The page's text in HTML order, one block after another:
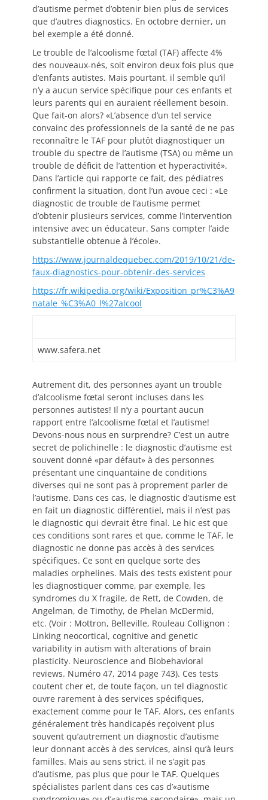
d’autisme permet d’obtenir bien plus de services
que d’autres diagnostics. En octobre dernier, un
bel exemple a été donné.
Le trouble de l’alcoolisme fœtal (TAF) affecte 4%
des nouveaux-nés, soit environ deux fois plus que
d’enfants autistes. Mais pourtant, il semble qu’il
n’y a aucun service spécifique pour ces enfants et
leurs parents qui en auraient réellement besoin.
Que fait-on alors? «L’absence d’un tel service
convainc des professionnels de la santé de ne pas
reconnaître le TAF pour plutôt diagnostiquer un
trouble du spectre de l’autisme (TSA) ou même un
trouble de déficit de l’attention et hyperactivité».
Dans l’article qui rapporte ce fait, des pédiatres
confirment la situation, dont l’un avoue ceci : «Le
diagnostic de trouble de l’autisme permet
d’obtenir plusieurs services, comme l’intervention
intensive avec un éducateur. Sans compter l’aide
substantielle obtenue à l’école».
https://www.journaldequebec.com/2019/10/21/de-
faux-diagnostics-pour-obtenir-des-services
https://fr.wikipedia.org/wiki/Exposition_pr%C3%A9
natale_%C3%A0_l%27alcool
www.safera.net
Autrement dit, des personnes ayant un trouble
d’alcoolisme fœtal seront incluses dans les
personnes autistes! Il n’y a pourtant aucun
rapport entre l’alcoolisme fœtal et l’autisme!
Devons-nous nous en surprendre? C’est un autre
secret de polichinelle : le diagnostic d’autisme est
souvent donné «par défaut» à des personnes
présentant une cinquantaine de conditions
diverses qui ne sont pas à proprement parler de
l’autisme. Dans ces cas, le diagnostic d’autisme est
en fait un diagnostic différentiel, mais il n’est pas
le diagnostic qui devrait être final. Le hic est que
ces conditions sont rares et que, comme le TAF, le
diagnostic ne donne pas accès à des services
spécifiques. Ce sont en quelque sorte des
maladies orphelines. Mais des tests existent pour
les diagnostiquer comme, par exemple, les
syndromes du X fragile, de Rett, de Cowden, de
Angelman, de Timothy, de Phelan McDermid,
etc. (Voir : Mottron, Belleville, Rouleau Collignon :
Linking neocortical, cognitive and genetic
variability in autism with alterations of brain
plasticity. Neuroscience and Biobehavioral
reviews. Numéro 47, 2014 page 743). Ces tests
coutent cher et, de toute façon, un tel diagnostic
ouvre rarement à des services spécifiques,
exactement comme pour le TAF. Alors, ces enfants
généralement très handicapés reçoivent plus
souvent qu’autrement un diagnostic d’autisme
leur donnant accès à des services, ainsi qu’à leurs
familles. Mais au sens strict, il ne s’agit pas
d’autisme, pas plus que pour le TAF. Quelques
spécialistes parlent dans ces cas d’«autisme